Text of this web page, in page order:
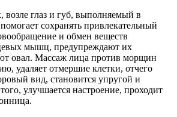
глаз и губ, выполняемый в
сохранять привлекательный
и обмен веществ
мышц, предупреждают их
овал. Массаж лица против морщин
удаляет отмершие клетки, отчего
вид, становится упругой и
улучшается настроение, проходит